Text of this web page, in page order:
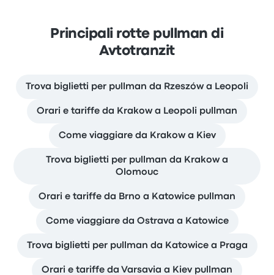
Principali rotte pullman di
Avtotranzit
Trova biglietti per pullman da Rzeszów a Leopoli
Orari e tariffe da Krakow a Leopoli pullman
Come viaggiare da Krakow a Kiev
Trova biglietti per pullman da Krakow a
Olomouc
Orari e tariffe da Brno a Katowice pullman
Come viaggiare da Ostrava a Katowice
Trova biglietti per pullman da Katowice a Praga
Orari e tariffe da Varsavia a Kiev pullman